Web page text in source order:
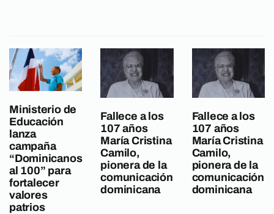
Ministerio de
Educación
lanza
campaña
“Dominicanos
al 100” para
fortalecer
valores
patrios
Fallece a los
107 años
María Cristina
Camilo,
pionera de la
comunicación
dominicana
Fallece a los
107 años
María Cristina
Camilo,
pionera de la
comunicación
dominicana